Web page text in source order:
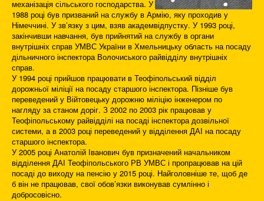
механізація сільського господарства. У
1988 році був призваний на службу в Армію, яку проходив у
Німеччині. У зв’язку з цим, взяв академвідпустку. У 1993 році,
закінчивши навчання, був прийнятий на службу в органи
внутрішніх справ УМВС України в Хмельницьку область на посаду
дільничного інспектора Волочиського райвідділу внутрішніх
справ.
У 1994 році прийшов працювати в Теофіпольський відділ
дорожньої міліції на посаду старшого інспектора. Пізніше був
переведений у Війтовецьку дорожню міліцію інженером по
нагляду за станом доріг. З 2002 по 2003 рік працював у
Теофіпольському райвідділі на посаді інспектора дозвільної
системи, а в 2003 році переведений у відділення ДАІ на посаду
старшого інспектора.
У 2005 році Анатолій Іванович був призначений начальником
відділення ДАІ Теофіпольського РВ УМВС і пропрацював на цій
посаді до виходу на пенсію у 2015 році. Найголовніше те, щоб де
б він не працював, свої обов’язки виконував сумлінно і
добросовісно.